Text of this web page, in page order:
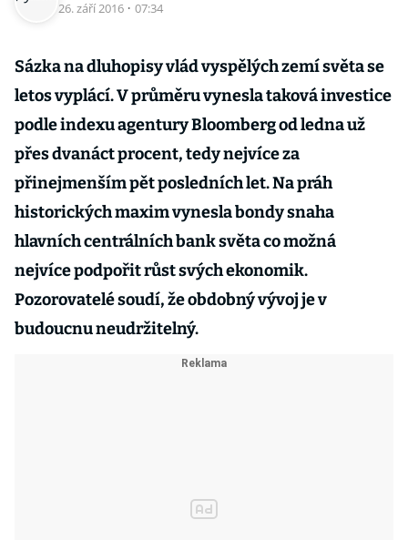
26. září 2016 · 07:34
Sázka na dluhopisy vlád vyspělých zemí světa se
letos vyplácí. V průměru vynesla taková investice
podle indexu agentury Bloomberg od ledna už
přes dvanáct procent, tedy nejvíce za
přinejmenším pět posledních let. Na práh
historických maxim vynesla bondy snaha
hlavních centrálních bank světa co možná
nejvíce podpořit růst svých ekonomik.
Pozorovatelé soudí, že obdobný vývoj je v
budoucnu neudržitelný.